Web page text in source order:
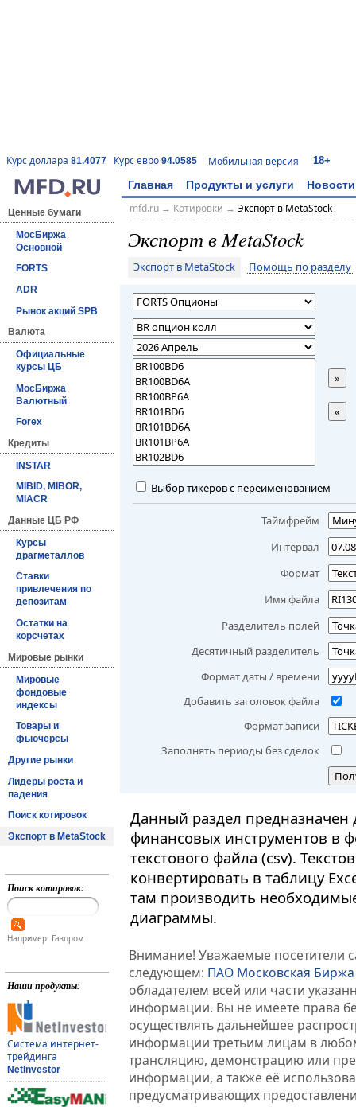
Курс доллара 81.4077 Курс евро 94.0585 Мобильная версия 18+
Главная Продукты и услуги Новости
Ценные бумаги
МосБиржа
Основной
FORTS
ADR
Рынок акций SPB
Валюта
Официальные
курсы ЦБ
МосБиржа
Валютный
Forex
Кредиты
INSTAR
MIBID, MIBOR,
MIACR
Данные ЦБ РФ
Курсы
драгметаллов
Ставки
привлечения по
депозитам
Остатки на
корсчетах
Мировые рынки
Мировые
фондовые
индексы
Товары и
фьючерсы
Другие рынки
Лидеры роста и
падения
Поиск котировок
Экспорт в MetaStock
Поиск котировок:
Например: Газпром
Наши продукты:
Система интернет-
трейдинга
NetInvestor
mfd.ru→ Котировки → Экспорт в MetaStock
Экспорт в MetaStock
Экспорт в MetaStock Помощь по разделу
»
«
Выбор тикеров с переименованием
Таймфрейм
Интервал
Формат
Имя файла
Разделитель полей
Десятичный разделитель
Формат даты / времени
Добавить заголовок файла
Формат записи
Заполнять периоды без сделок
Данный раздел
финансовых инструментов в
текстового файла (csv).
конвертировать в таблицу
там производить
диаграммы.
Внимание! Уважаемые посетители
следующем: ПАО Московская Биржа
обладателем всей или части
информации. Вы не имеете права
осуществлять дальнейшее
информации третьим лицам в
трансляцию, демонстрацию или
информации, а также её
предусматривающих